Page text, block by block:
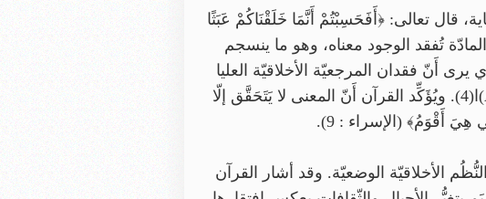
قال تعالى: ﴿أَفَحَسِبْتُمْ أَنَّمَا خَلَقْنَاكُمْ عَبَثًا
الإنسان في المادّة تُفقد الوجود معناه، وهو ما ينسجم
عدد من فلاسفة الأخلاق المعاصرين، مثل «ألسدير ماكنتاير»(3) الذي يرى أَنّ فقدان المرجعيّة الأخلاقيّة العليا
يؤدّي إلى تَفَكُّك المعنى الأخلاقيّ وتَحَوُّله إلى تفضيلات ذاتيّة مُتَصَارِعَة (After Virtue)ا(4). ويُؤَكِّد القرآن أَنّ المعنى لا يَتَحَقَّق إلّا
أَقْوَمُ﴾ (الإسراء : 9).
الأخلاقيّة الوضعيّة. وقد أشار القرآن